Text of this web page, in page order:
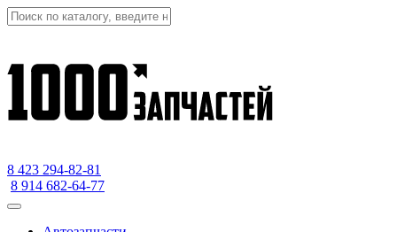
8 423 294-82-81
8 914 682-64-77